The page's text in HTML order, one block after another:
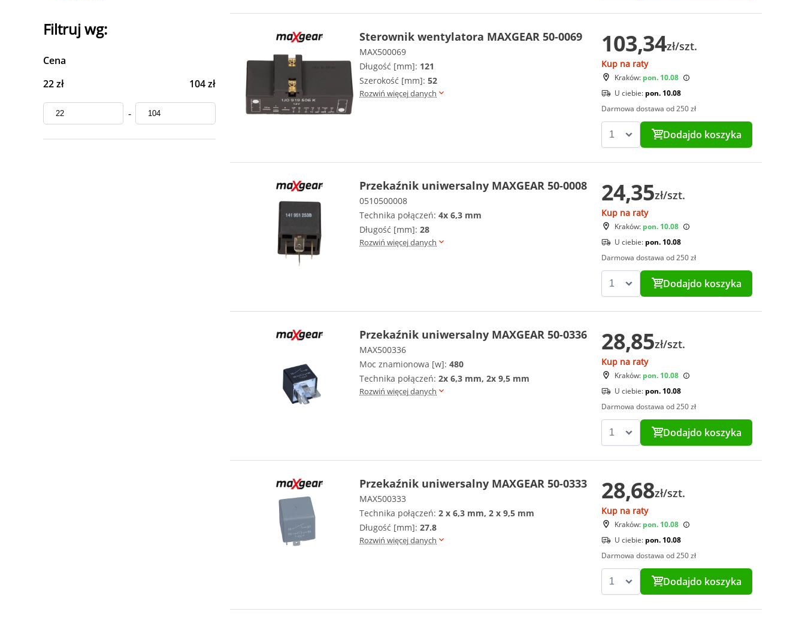
Filtruj wg:
Cena
22 zł
104 zł
-
Sterownik wentylatora MAXGEAR 50-0069
MAX500069
Długość [mm]: 121
Szerokość [mm]: 52
Rozwiń więcej danych
103,34zł/szt.
Kup na raty
Kraków: pon. 10.08
U ciebie: pon. 10.08
Darmowa dostawa od 250 zł
Dodajdo koszyka
Przekaźnik uniwersalny MAXGEAR 50-0008
0510500008
Technika połączeń: 4x 6,3 mm
Długość [mm]: 28
Rozwiń więcej danych
24,35zł/szt.
Kup na raty
Kraków: pon. 10.08
U ciebie: pon. 10.08
Darmowa dostawa od 250 zł
Dodajdo koszyka
Przekaźnik uniwersalny MAXGEAR 50-0336
MAX500336
Moc znamionowa [w]: 480
Technika połączeń: 2x 6,3 mm, 2x 9,5 mm
Rozwiń więcej danych
28,85zł/szt.
Kup na raty
Kraków: pon. 10.08
U ciebie: pon. 10.08
Darmowa dostawa od 250 zł
Dodajdo koszyka
Przekaźnik uniwersalny MAXGEAR 50-0333
MAX500333
Technika połączeń: 2 x 6,3 mm, 2 x 9,5 mm
Długość [mm]: 27.8
Rozwiń więcej danych
28,68zł/szt.
Kup na raty
Kraków: pon. 10.08
U ciebie: pon. 10.08
Darmowa dostawa od 250 zł
Dodajdo koszyka